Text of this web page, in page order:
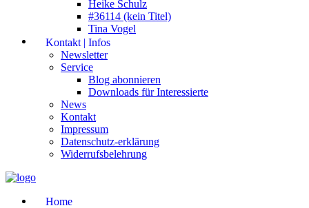
Heike Schulz
#36114 (kein Titel)
Tina Vogel
Kontakt | Infos
Newsletter
Service
Blog abonnieren
Downloads für Interessierte
News
Kontakt
Impressum
Datenschutz-erklärung
Widerrufsbelehrung
Home